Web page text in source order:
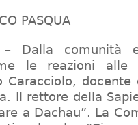
PASQUA
– Dalla comunità
le reazioni alle
Caracciolo,
Il rettore della
a Dachau”. La